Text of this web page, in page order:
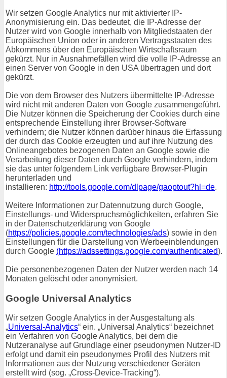
Wir setzen Google Analytics nur mit aktivierter IP-
Anonymisierung ein. Das bedeutet, die IP-Adresse der
Nutzer wird von Google innerhalb von Mitgliedstaaten der
Europäischen Union oder in anderen Vertragsstaaten des
Abkommens über den Europäischen Wirtschaftsraum
gekürzt. Nur in Ausnahmefällen wird die volle IP-Adresse an
einen Server von Google in den USA übertragen und dort
gekürzt.
Die von dem Browser des Nutzers übermittelte IP-Adresse
wird nicht mit anderen Daten von Google zusammengeführt.
Die Nutzer können die Speicherung der Cookies durch eine
entsprechende Einstellung ihrer Browser-Software
verhindern; die Nutzer können darüber hinaus die Erfassung
der durch das Cookie erzeugten und auf ihre Nutzung des
Onlineangebotes bezogenen Daten an Google sowie die
Verarbeitung dieser Daten durch Google verhindern, indem
sie das unter folgendem Link verfügbare Browser-Plugin
herunterladen und
installieren: http://tools.google.com/dlpage/gaoptout?hl=de.
Weitere Informationen zur Datennutzung durch Google,
Einstellungs- und Widerspruchsmöglichkeiten, erfahren Sie
in der Datenschutzerklärung von Google
(https://policies.google.com/technologies/ads) sowie in den
Einstellungen für die Darstellung von Werbeeinblendungen
durch Google (https://adssettings.google.com/authenticated).
Die personenbezogenen Daten der Nutzer werden nach 14
Monaten gelöscht oder anonymisiert.
Google Universal Analytics
Wir setzen Google Analytics in der Ausgestaltung als
„Universal-Analytics“ ein. „Universal Analytics“ bezeichnet
ein Verfahren von Google Analytics, bei dem die
Nutzeranalyse auf Grundlage einer pseudonymen Nutzer-ID
erfolgt und damit ein pseudonymes Profil des Nutzers mit
Informationen aus der Nutzung verschiedener Geräten
erstellt wird (sog. „Cross-Device-Tracking“).